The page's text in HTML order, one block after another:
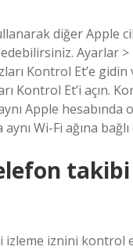
diğer Apple
Ayarlar
Kontrol Et’e gidin
Kontrol Et’i açın.
Apple hesabında
Wi-Fi ağına bağlı
takibi
izleme iznini kontrol